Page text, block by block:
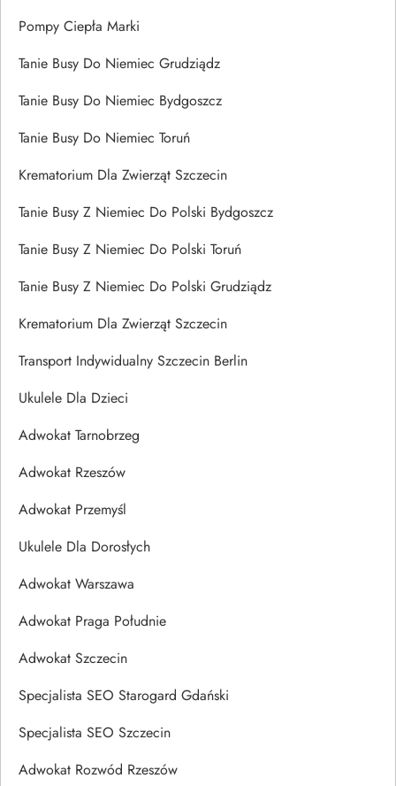
Pompy Ciepła Marki
Tanie Busy Do Niemiec Grudziądz
Tanie Busy Do Niemiec Bydgoszcz
Tanie Busy Do Niemiec Toruń
Krematorium Dla Zwierząt Szczecin
Tanie Busy Z Niemiec Do Polski Bydgoszcz
Tanie Busy Z Niemiec Do Polski Toruń
Tanie Busy Z Niemiec Do Polski Grudziądz
Krematorium Dla Zwierząt Szczecin
Transport Indywidualny Szczecin Berlin
Ukulele Dla Dzieci
Adwokat Tarnobrzeg
Adwokat Rzeszów
Adwokat Przemyśl
Ukulele Dla Dorosłych
Adwokat Warszawa
Adwokat Praga Południe
Adwokat Szczecin
Specjalista SEO Starogard Gdański
Specjalista SEO Szczecin
Adwokat Rozwód Rzeszów